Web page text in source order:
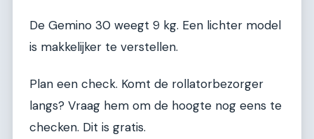
De Gemino 30 weegt 9 kg. Een lichter model
is makkelijker te verstellen.
Plan een check. Komt de rollatorbezorger
langs? Vraag hem om de hoogte nog eens te
checken. Dit is gratis.